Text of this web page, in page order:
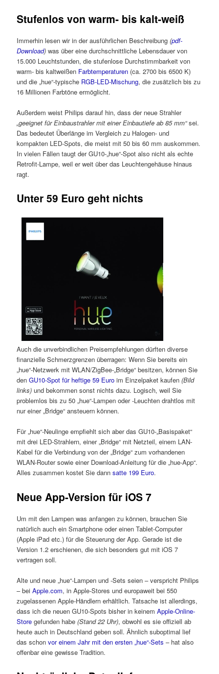
Stufenlos von warm- bis kalt-weiß
Immerhin lesen wir in der ausführlichen Beschreibung(pdf-
Download) was über eine durchschnittliche Lebensdauer von
15.000 Leuchtstunden, die stufenlose Durchstimmbarkeit von
warm- bis kaltweißen Farbtemperaturen (ca. 2700 bis 6500 K)
und die „hue“-typische RGB-LED-Mischung, die zusätzlich bis zu
16 Millionen Farbtöne ermöglicht.
Außerdem weist Philips darauf hin, dass der neue Strahler
„geeignet für Einbaustrahler mit einer Einbautiefe ab 85 mm“sei.
Das bedeutet Überlänge im Vergleich zu Halogen- und
kompakten LED-Spots, die meist mit 50 bis 60 mm auskommen.
In vielen Fällen taugt der GU10-„hue“-Spot also nicht als echte
Retrofit-Lampe, weil er weit über das Leuchtengehäuse hinaus
ragt.
Unter 59 Euro geht nichts
Auch die unverbindlichen Preisempfehlungen dürften diverse
finanzielle Schmerzgrenzen überragen: Wenn Sie bereits ein
„hue“-Netzwerk mit WLAN/ZigBee-„Bridge“ besitzen, können Sie
denGU10-Spot für heftige 59 Euro im Einzelpaket kaufen(Bild
links) und bekommen sonst nichts dazu. Logisch, weil Sie
problemlos bis zu 50 „hue“-Lampen oder -Leuchten drahtlos mit
nur einer „Bridge“ ansteuern können.
Für „hue“-Neulinge empfiehlt sich aber das GU10-„Basispaket“
mit drei LED-Strahlern, einer „Bridge“ mit Netzteil, einem LAN-
Kabel für die Verbindung von der „Bridge“ zum vorhandenen
WLAN-Router sowie einer Download-Anleitung für die „hue-App“.
Alles zusammen kostet Sie dannsatte 199 Euro.
Neue App-Version für iOS 7
Um mit den Lampen was anfangen zu können, brauchen Sie
natürlich auch ein Smartphone oder einen Tablet-Computer
(Apple iPad etc.) für die Steuerung der App. Gerade ist die
Version 1.2 erschienen, die sich besonders gut mit iOS 7
vertragen soll.
Alte und neue „hue“-Lampen und -Sets seien – verspricht Philips
– beiApple.com, in Apple-Stores und europaweit bei 550
zugelassenen Apple-Händlern erhältlich. Tatsache ist allerdings,
dass ich die neuen GU10-Spots bisher in keinemApple-Online-
Store gefunden habe(Stand 22 Uhr), obwohl es sie offiziell ab
heute auch in Deutschland geben soll. Ähnlich suboptimal lief
das schonvor einem Jahr mit den ersten „hue“-Sets – hat also
offenbar eine gewisse Tradition.